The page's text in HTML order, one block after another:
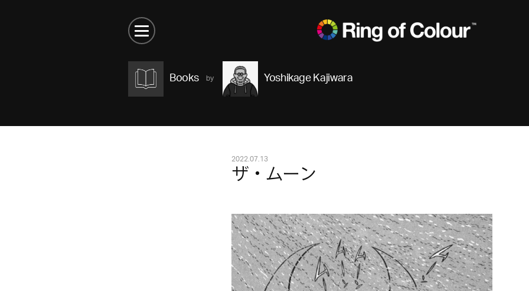
Books Yoshikage Kajiwara
2022.07.13
ザ・ムーン